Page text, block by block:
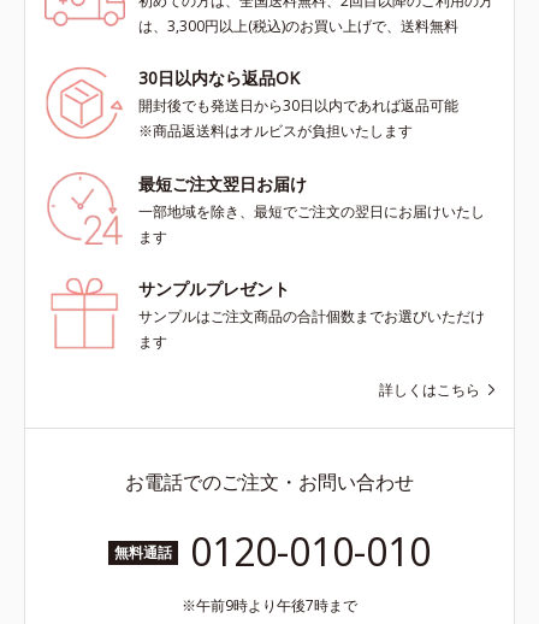
は、3,300円以上(税込)のお買い上げで、送料無料
30日以内なら返品OK
開封後でも発送日から30日以内であれば返品可能
※商品返送料はオルビスが負担いたします
最短ご注文翌日お届け
一部地域を除き、最短でご注文の翌日にお届けいたし
ます
サンプルプレゼント
サンプルはご注文商品の合計個数までお選びいただけ
ます
詳しくはこちら
お電話でのご注文・お問い合わせ
無料通話 0120-010-010
午前9時より午後7時まで